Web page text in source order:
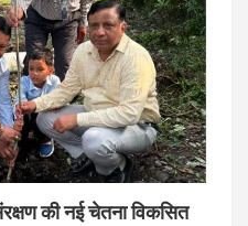
की नई चेतना विकसित